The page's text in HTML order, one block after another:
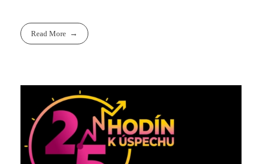
Read More